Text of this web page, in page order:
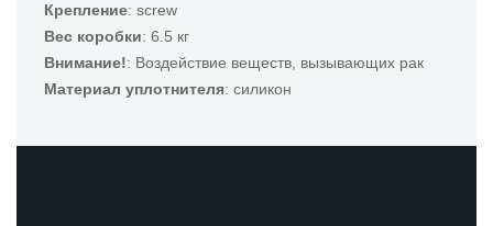
Крепление: screw
Вес коробки: 6.5 кг
Внимание!: Воздействие веществ, вызывающих рак
Материал уплотнителя: силикон